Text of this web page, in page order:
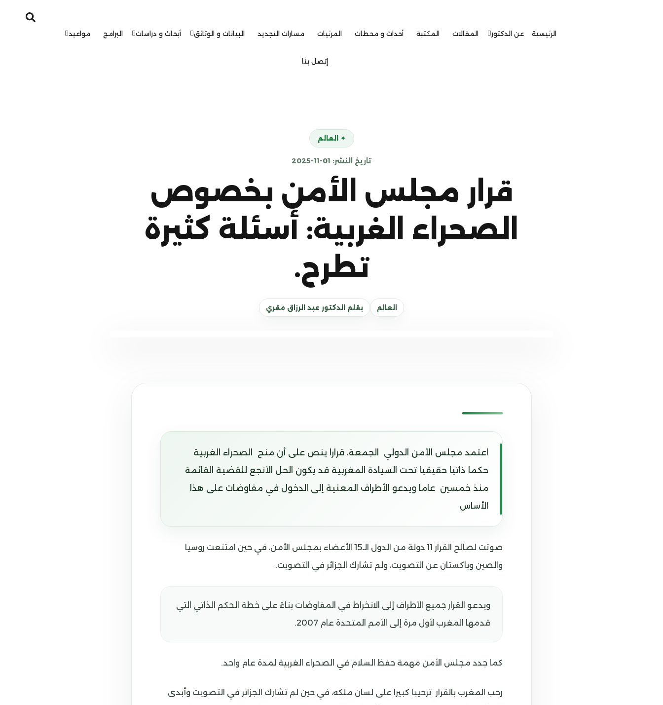
الرئيسية عن الدكتور المقالات المكتبة أحداث و محطات المرئيات مسارات التجديد البيانات و الوثائق أبحاث و دراسات البرامج مواعيد
إتصل بنا
✦ العالم
تاريخ النشر: 01-11-2025
قرار مجلس الأمن بخصوص
الصحراء الغربية: أسئلة كثيرة
تطرح.
العالم بقلم الدكتور عبد الرزاق مقري
اعتمد مجلس الأمن الدولي الجمعة، قرارا ينص على أن منح الصحراء الغربية
حكما ذاتيا حقيقيا تحت السيادة المغربية قد يكون الحل الأنجع للقضية القائمة
منذ خمسين عاما ويدعو الأطراف المعنية إلى الدخول في مفاوضات على هذا
الأساس
‎صوتت لصالح القرار 11 دولة من الدول الـ15 الأعضاء بمجلس الأمن، في حين امتنعت روسيا
والصين وباكستان عن التصويت، ولم تشارك الجزائر في التصويت.
‎ويدعو القرار جميع الأطراف إلى الانخراط في المفاوضات بناءً على خطة الحكم الذاتي التي
قدمها المغرب لأول مرة إلى الأمم المتحدة عام 2007.
رحب المغرب بالقرار ترحيبا كبيرا على لسان ملكه، في حين لم تشارك الجزائر في التصويت وأبدى